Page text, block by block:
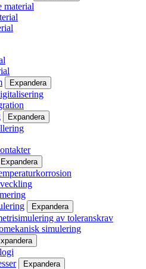
material
Expandera
Expandera
Expandera
Expandera
av toleranskrav
simulering
Expandera